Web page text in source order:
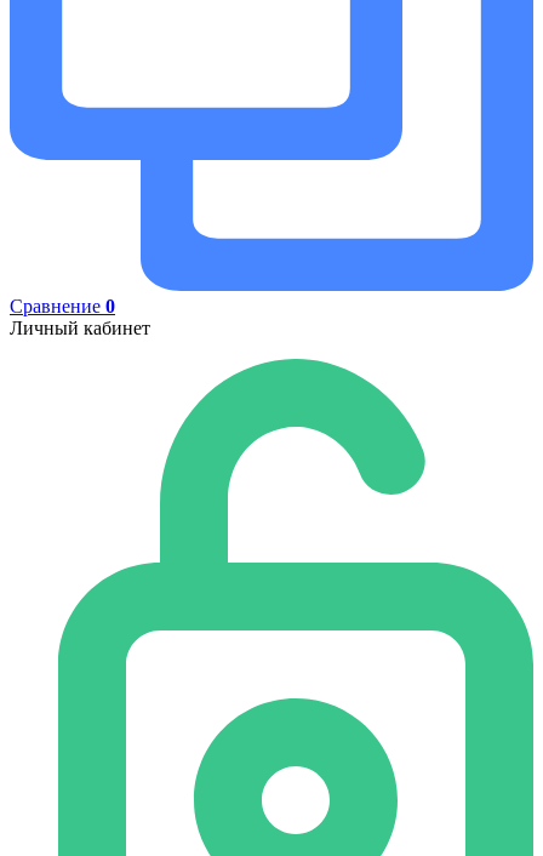
Сравнение 0
Личный кабинет